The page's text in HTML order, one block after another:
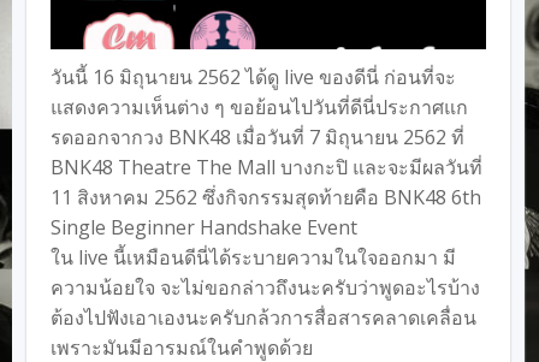
วันนี้ 16 มิถุนายน 2562 ได้ดู live ของดีนี่ ก่อนที่จะ
แสดงความเห็นต่าง ๆ ขอย้อนไปวันที่ดีนี่ประกาศแก
รดออกจากวง BNK48 เมื่อวันที่ 7 มิถุนายน 2562 ที่
BNK48 Theatre The Mall บางกะปิ และจะมีผลวันที่
11 สิงหาคม 2562 ซึ่งกิจกรรมสุดท้ายคือ BNK48 6th
Single Beginner Handshake Event
ใน live นี้เหมือนดีนี่ได้ระบายความในใจออกมา มี
ความน้อยใจ จะไม่ขอกล่าวถึงนะครับว่าพูดอะไรบ้าง
ต้องไปฟังเอาเองนะครับกล้วการสื่อสารคลาดเคลื่อน
เพราะมันมีอารมณ์ในคำพูดด้วย